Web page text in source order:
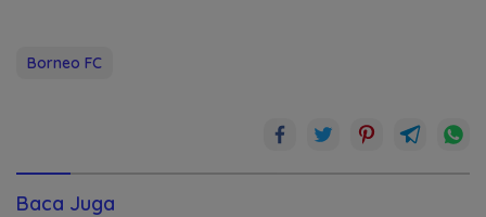
Borneo FC
Baca Juga